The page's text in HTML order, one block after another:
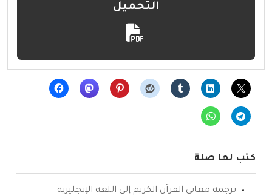
التحميل
كتب لها صلة
ترجمة معاني القرآن الكريم إلى اللغة الإنجليزية